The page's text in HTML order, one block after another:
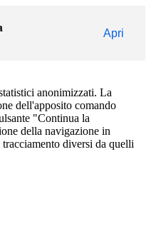
Apri
anonimizzati. La
dell'apposito comando
"Continua la
della navigazione in
diversi da quelli